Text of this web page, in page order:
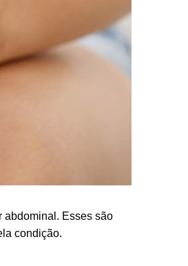
abdominal. Esses são
condição.